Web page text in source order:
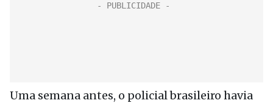
Uma semana antes, o policial brasileiro havia